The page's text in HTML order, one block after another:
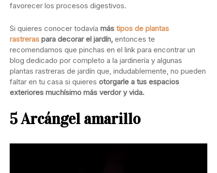
favorecer los procesos digestivos.
Si quieres conocer todavía más tipos de plantas
rastreras para decorar el jardín, entonces te
recomendamos que pinchas en el link para encontrar un
blog dedicado por completo a la jardinería y algunas
plantas rastreras de jardín que, indudablemente, no pueden
faltar en tu casa si quieres otorgarle a tus espacios
exteriores muchísimo más verdor y vida.
5 Arcángel amarillo